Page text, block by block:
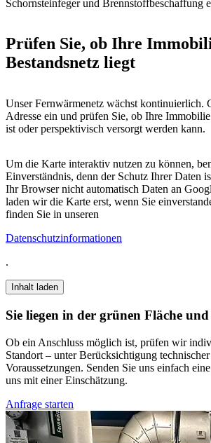
Schornsteinfeger und Brennstoffbeschaffung
Prüfen Sie, ob Ihre
Bestandsnetz liegt
Unser Fernwärmenetz wächst kontinuierlich.
Adresse ein und prüfen Sie, ob Ihre Immobilie
ist oder perspektivisch versorgt werden kann.
Um die Karte interaktiv nutzen zu können,
Einverständnis, denn der Schutz Ihrer Daten
Ihr Browser nicht automatisch Daten an
laden wir die Karte erst, wenn Sie
finden Sie in unseren
Datenschutzinformationen
.
Inhalt laden
Sie liegen in der grünen Fläche und
Ob ein Anschluss möglich ist, prüfen wir
Standort – unter Berücksichtigung
Voraussetzungen. Senden Sie uns einfach
uns mit einer Einschätzung.
Anfrage starten